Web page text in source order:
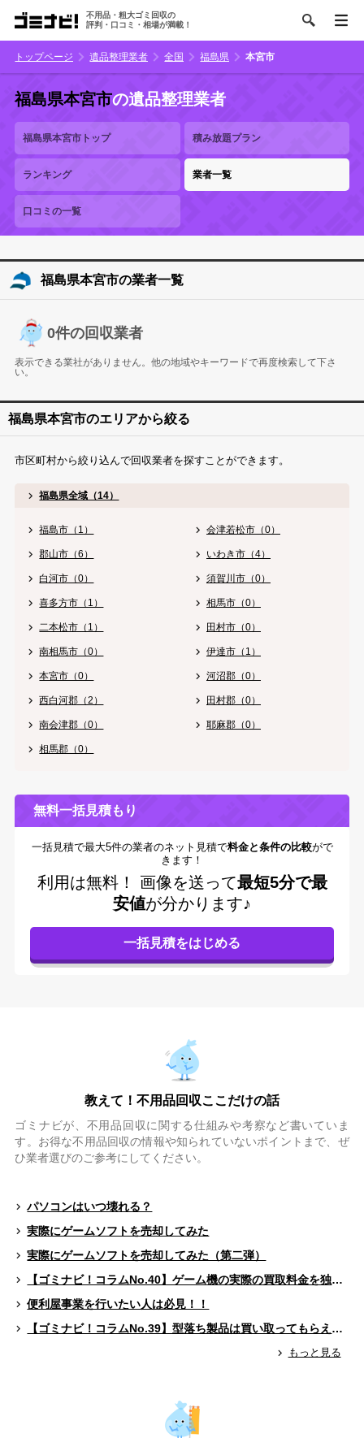
不用品・粗大ゴミ回収の
評判・口コミ・相場が満載！
トップページ 遺品整理業者 全国 福島県 本宮市
福島県本宮市の遺品整理業者
福島県本宮市トップ 積み放題プラン
ランキング 業者一覧
口コミの一覧
福島県本宮市の業者一覧
0件の回収業者
表示できる業社がありません。他の地域やキーワードで再度検索して下さ
い。
福島県本宮市のエリアから絞る
市区町村から絞り込んで回収業者を探すことができます。
福島県全域（14）
福島市（1） 会津若松市（0）
郡山市（6） いわき市（4）
白河市（0） 須賀川市（0）
喜多方市（1） 相馬市（0）
二本松市（1） 田村市（0）
南相馬市（0） 伊達市（1）
本宮市（0） 河沼郡（0）
西白河郡（2） 田村郡（0）
南会津郡（0） 耶麻郡（0）
相馬郡（0）
無料一括見積もり
一括見積で最大5件の業者のネット見積で料金と条件の比較がで
きます！
利用は無料！ 画像を送って最短5分で最
安値が分かります♪
教えて！不用品回収ここだけの話
ゴミナビが、不用品回収に関する仕組みや考察など書いていま
す。お得な不用品回収の情報や知られていないポイントまで、ぜ
ひ業者選びのご参考にしてください。
パソコンはいつ壊れる？
実際にゲームソフトを売却してみた
実際にゲームソフトを売却してみた（第二弾）
【ゴミナビ！コラムNo.40】ゲーム機の実際の買取料金を独自調査！！
便利屋事業を行いたい人は必見！！
【ゴミナビ！コラムNo.39】型落ち製品は買い取ってもらえる？（ゲームソフト編）
もっと見る